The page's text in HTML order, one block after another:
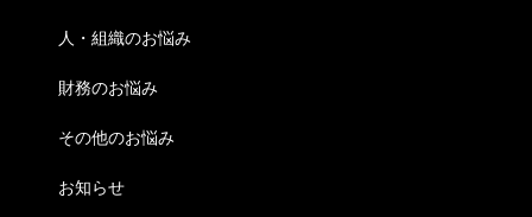
人・組織のお悩み
財務のお悩み
その他のお悩み
お知らせ